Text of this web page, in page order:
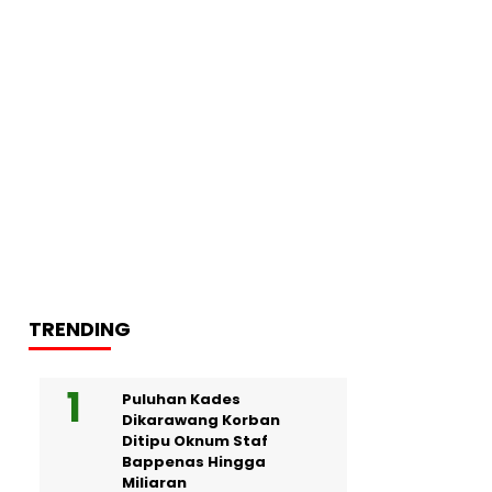
TRENDING
Puluhan Kades
Dikarawang Korban
Ditipu Oknum Staf
Bappenas Hingga
Miliaran